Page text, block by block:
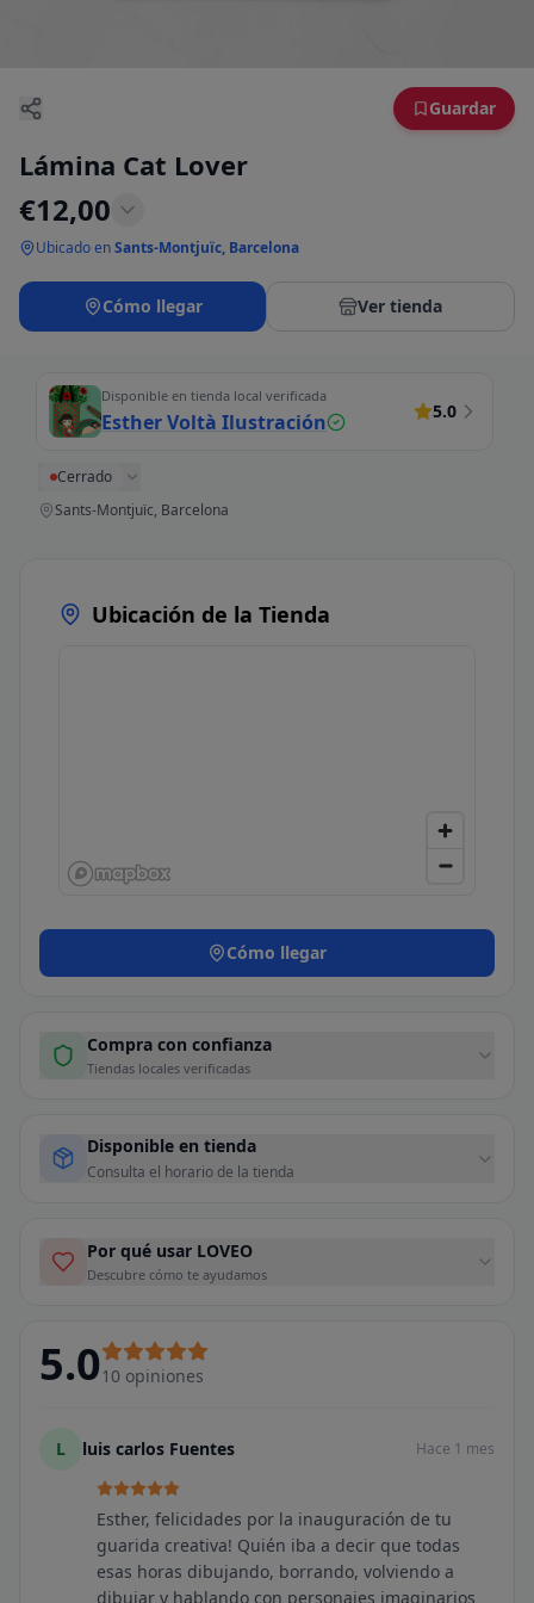
Guardar
Lámina Cat Lover
€12,00
Ubicado enSants-Montjuïc, Barcelona
Cómo llegar Ver tienda
Disponible en tienda local verificada
Esther Voltà Ilustración 5.0
Cerrado
Sants-Montjuïc, Barcelona
Ubicación de la Tienda
Cómo llegar
Compra con confianza
Tiendas locales verificadas
Disponible en tienda
Consulta el horario de la tienda
Por qué usar LOVEO
Descubre cómo te ayudamos
5.010 opiniones
L luis carlos Fuentes Hace 1 mes
Esther, felicidades por la inauguración de tu
guarida creativa! Quién iba a decir que todas
esas horas dibujando, borrando, volviendo a
dibujar y hablando con personajes imaginarios